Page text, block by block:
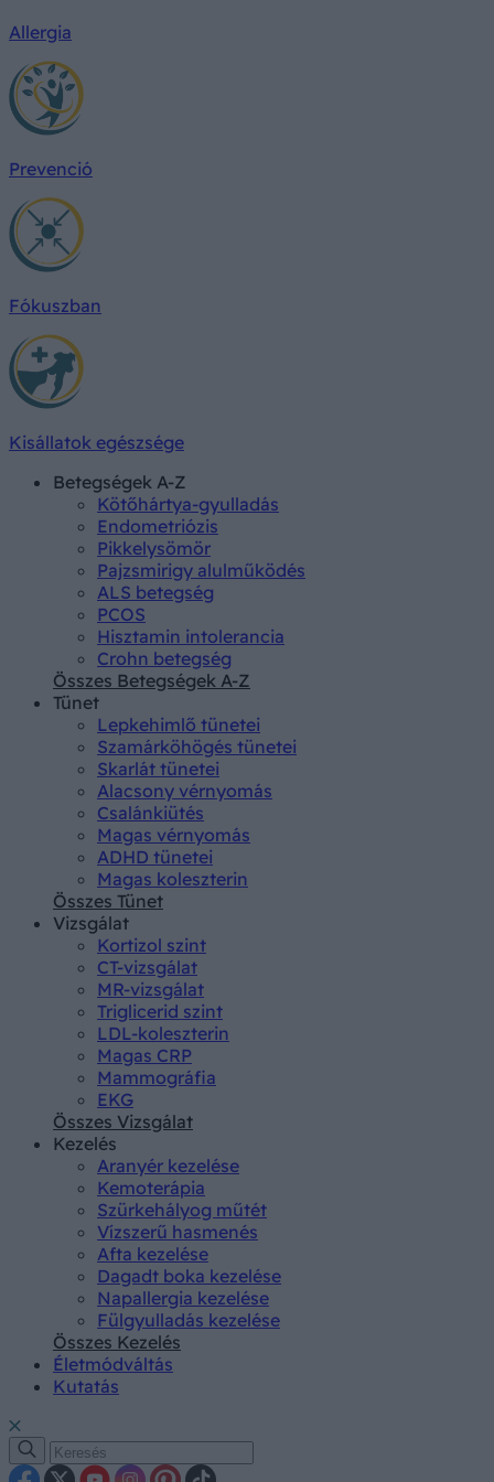
Allergia
Prevenció
Fókuszban
Kisállatok egészsége
Betegségek A-Z
Kötőhártya-gyulladás
Endometriózis
Pikkelysömör
Pajzsmirigy alulműködés
ALS betegség
PCOS
Hisztamin intolerancia
Crohn betegség
Összes Betegségek A-Z
Tünet
Lepkehimlő tünetei
Szamárköhögés tünetei
Skarlát tünetei
Alacsony vérnyomás
Csalánkiütés
Magas vérnyomás
ADHD tünetei
Magas koleszterin
Összes Tünet
Vizsgálat
Kortizol szint
CT-vizsgálat
MR-vizsgálat
Triglicerid szint
LDL-koleszterin
Magas CRP
Mammográfia
EKG
Összes Vizsgálat
Kezelés
Aranyér kezelése
Kemoterápia
Szürkehályog műtét
Vízszerű hasmenés
Afta kezelése
Dagadt boka kezelése
Napallergia kezelése
Fülgyulladás kezelése
Összes Kezelés
Életmódváltás
Kutatás